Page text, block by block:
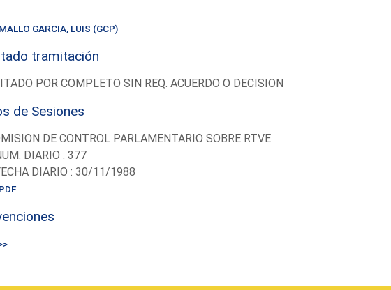
GARCIA, LUIS (GCP)
tramitación
POR COMPLETO SIN REQ. ACUERDO O DECISION
de Sesiones
DE CONTROL PARLAMENTARIO SOBRE RTVE
DIARIO : 377
DIARIO : 30/11/1988
PDF